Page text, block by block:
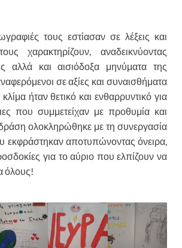
τους εστίασαν σε λέξεις και
χαρακτηρίζουν, αναδεικνύοντας
αλλά και αισιόδοξα μηνύματα της
σε αξίες και συναισθήματα
ήταν θετικό και ενθαρρυντικό για
που συμμετείχαν με προθυμία και
ολοκληρώθηκε με τη συνεργασία
εκφράστηκαν αποτυπώνοντας όνειρα,
για το αύριο που ελπίζουν να
όλους!